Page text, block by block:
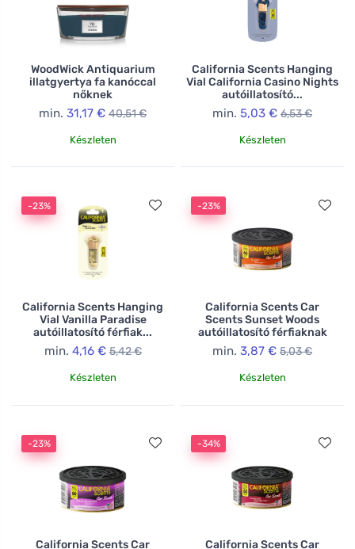
WoodWick Antiquarium
illatgyertya fa kanóccal
nőknek
min. 31,17 € 40,51 €
Készleten
California Scents Hanging
Vial California Casino Nights
autóillatosító...
min. 5,03 € 6,53 €
Készleten
-23%
California Scents Hanging
Vial Vanilla Paradise
autóillatosító férfiak...
min. 4,16 € 5,42 €
Készleten
-23%
California Scents Car
Scents Sunset Woods
autóillatosító férfiaknak
min. 3,87 € 5,03 €
Készleten
-23%
California Scents Car
-34%
California Scents Car